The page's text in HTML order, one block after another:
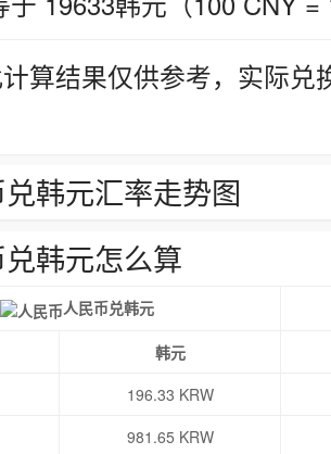
算结果仅供参考，实际
韩元汇率走势图
韩元怎么算
人民币兑韩元
韩元
196.33 KRW
981.65 KRW